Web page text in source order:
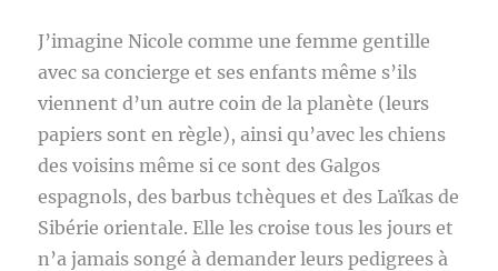
J’imagine Nicole comme une femme gentille
avec sa concierge et ses enfants même s’ils
viennent d’un autre coin de la planète (leurs
papiers sont en règle), ainsi qu’avec les chiens
des voisins même si ce sont des Galgos
espagnols, des barbus tchèques et des Laïkas de
Sibérie orientale. Elle les croise tous les jours et
n’a jamais songé à demander leurs pedigrees à